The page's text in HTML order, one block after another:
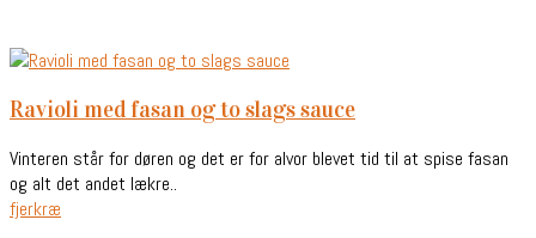
ravioli med fasan og to slags sauce
Vinteren står for døren og det er for alvor blevet tid til at spise fasan
og alt det andet lækre..
fjerkræ